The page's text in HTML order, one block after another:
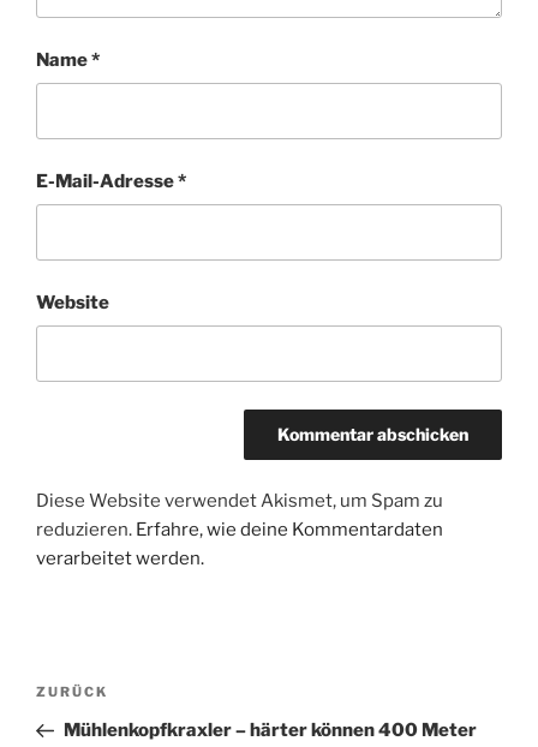
Name*
E-Mail-Adresse*
Website
Diese Website verwendet Akismet, um Spam zu
reduzieren. Erfahre, wie deine Kommentardaten
verarbeitet werden.
Beitragsnavigation
Vorheriger
Beitrag
ZURÜCK
Mühlenkopfkraxler – härter können 400 Meter